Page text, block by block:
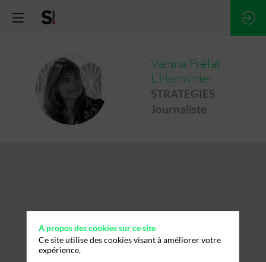
VPL
Vanina Prélat
L'Herminier
STRATEGIES
Journaliste
A propos des cookies sur ce site
Ce site utilise des cookies visant à améliorer votre
expérience.